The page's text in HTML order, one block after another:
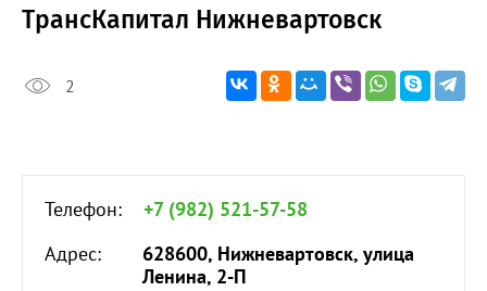
ТрансКапитал Нижневартовск
2
Телефон:
+7 (982) 521-57-58
Адрес:
628600, Нижневартовск, улица
Ленина, 2-П